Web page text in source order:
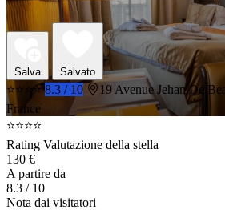
Salva Salvato
⭐⭐⭐⭐ 8.3 / 10
19 Avenue Jehan De
France
⭐⭐⭐⭐
Rating Valutazione della stella
130 €
A partire da
8.3 / 10
Nota dai visitatori